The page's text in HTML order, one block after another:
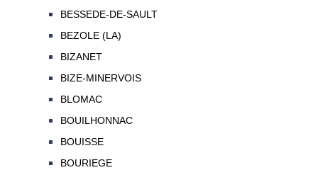
BESSEDE-DE-SAULT
BEZOLE (LA)
BIZANET
BIZE-MINERVOIS
BLOMAC
BOUILHONNAC
BOUISSE
BOURIEGE